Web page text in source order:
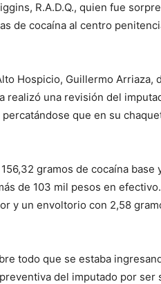
R.A.D.Q., quien fue
de cocaína al centro
Hospicio, Guillermo Arriaza,
realizó una revisión del
que en su
gramos de cocaína base
de 103 mil pesos en
y un envoltorio con 2,58
todo que se estaba
del imputado por ser